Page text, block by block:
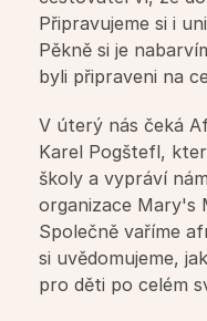
Workshopy pro školy
Firmy
Jazykové služby pro
Firemní jazykové
Profesní jazyk
Připravujeme si i
Pěkně si je
byli připraveni na
V úterý nás čeká
Karel Pogštefl,
školy a vypráví
organizace Mary's
Společně vaříme
si uvědomujeme,
pro děti po celém